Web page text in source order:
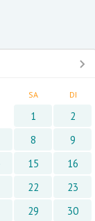
SA DI
1
2
8
9
15
16
22
23
29
30